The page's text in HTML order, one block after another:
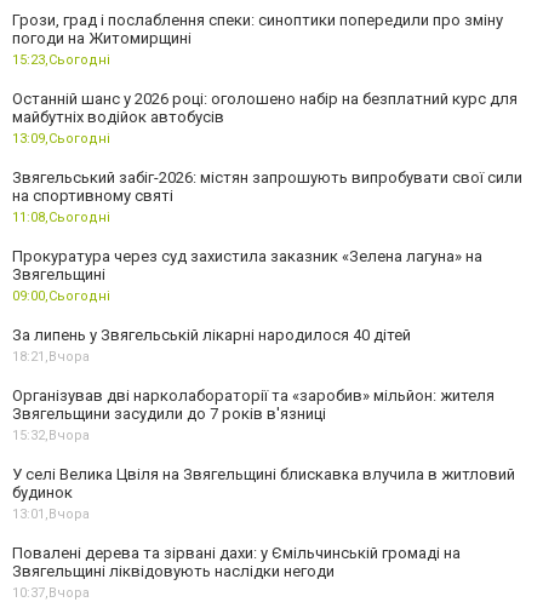
Грози, град і послаблення спеки: синоптики попередили про зміну
погоди на Житомирщині
15:23, Сьогодні
Останній шанс у 2026 році: оголошено набір на безплатний курс для
майбутніх водійок автобусів
13:09, Сьогодні
Звягельський забіг-2026: містян запрошують випробувати свої сили
на спортивному святі
11:08, Сьогодні
Прокуратура через суд захистила заказник «Зелена лагуна» на
Звягельщині
09:00, Сьогодні
За липень у Звягельській лікарні народилося 40 дітей
18:21, Вчора
Організував дві нарколабораторії та «заробив» мільйон: жителя
Звягельщини засудили до 7 років в'язниці
15:32, Вчора
У селі Велика Цвіля на Звягельщині блискавка влучила в житловий
будинок
13:01, Вчора
Повалені дерева та зірвані дахи: у Ємільчинській громаді на
Звягельщині ліквідовують наслідки негоди
10:37, Вчора